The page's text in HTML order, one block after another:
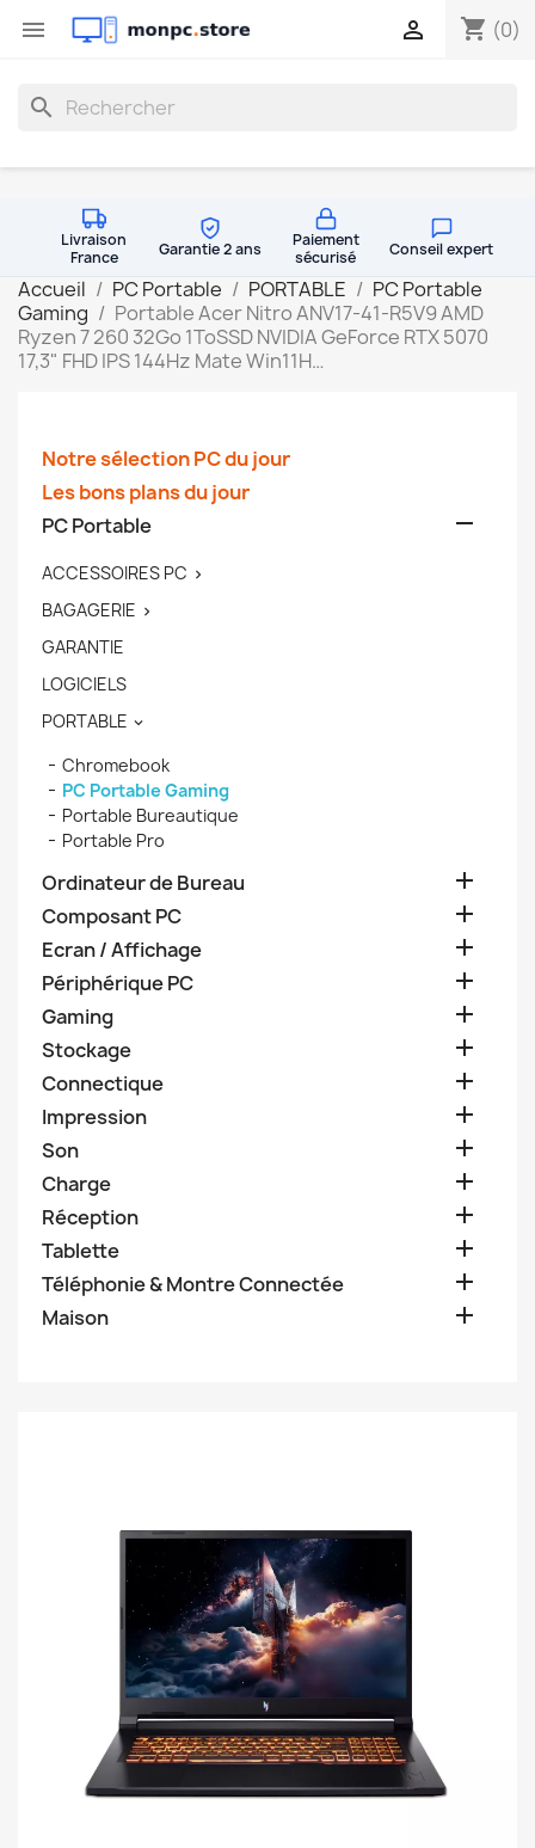
 shopping_cart (0)

search
Livraison
France
Garantie 2 ans
Paiement
sécurisé
Conseil expert
Accueil PC Portable PORTABLE
PC Portable
Gaming
Portable Acer Nitro ANV17-41-R5V9 AMD
Ryzen 7 260 32Go 1ToSSD NVIDIA GeForce RTX 5070
17,3" FHD IPS 144Hz Mate Win11H…
Notre sélection PC du jour
Les bons plans du jour
PC Portable

ACCESSOIRES PC 
BAGAGERIE 
GARANTIE
LOGICIELS
PORTABLE 
Chromebook
PC Portable Gaming
Portable Bureautique
Portable Pro
Ordinateur de Bureau 
Composant PC 
Ecran / Affichage 
Périphérique PC 
Gaming 
Stockage 
Connectique 
Impression 
Son 
Charge 
Réception 
Tablette 
Téléphonie & Montre Connectée 
Maison 